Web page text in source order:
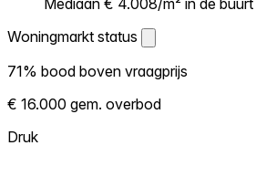
Woningmarkt status
Woningmarkt status
Laat zien hoe competitief de markt hier is.
Hoe meer woningen boven vraagprijs
verkopen, hoe heter. Heet? Verwacht
71% bood boven vraagprijs
€ 16.000 gem. overbod
Druk